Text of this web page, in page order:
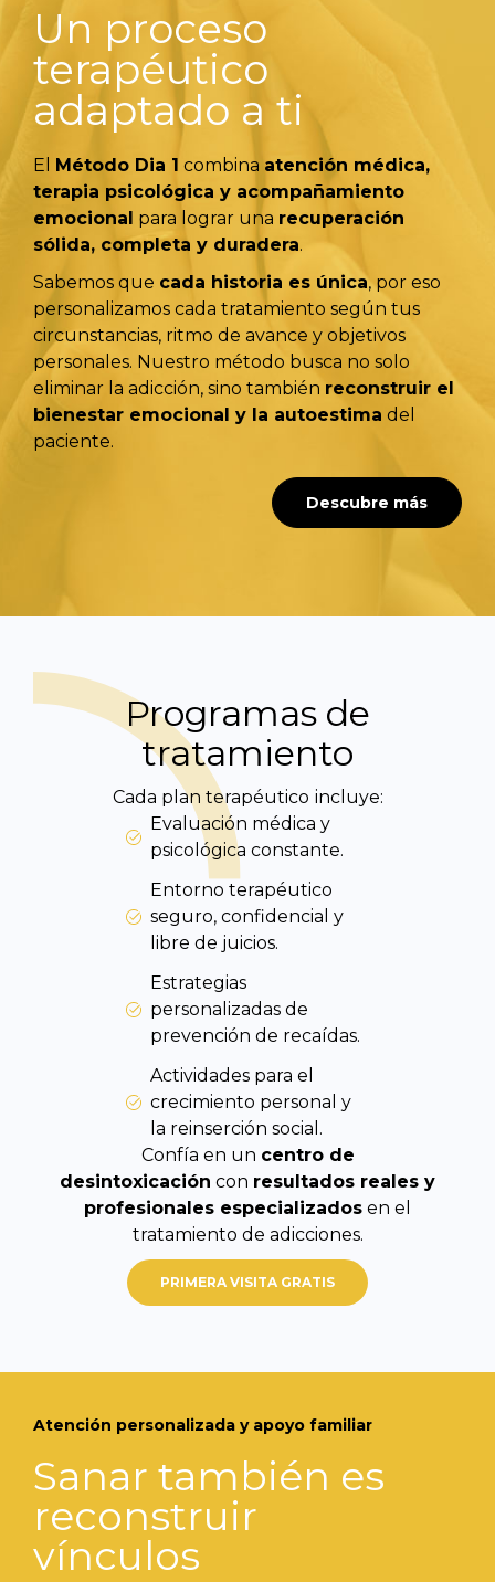
Un proceso
terapéutico
adaptado a ti
El Método Dia 1 combina atención médica,
terapia psicológica y acompañamiento
emocional para lograr una recuperación
sólida, completa y duradera.
Sabemos que cada historia es única, por eso
personalizamos cada tratamiento según tus
circunstancias, ritmo de avance y objetivos
personales. Nuestro método busca no solo
eliminar la adicción, sino también reconstruir el
bienestar emocional y la autoestima del
paciente.
Descubre más
Programas de
tratamiento
Cada plan terapéutico incluye:
Evaluación médica y
psicológica constante.
Entorno terapéutico
seguro, confidencial y
libre de juicios.
Estrategias
personalizadas de
prevención de recaídas.
Actividades para el
crecimiento personal y
la reinserción social.
Confía en un centro de
desintoxicación con resultados reales y
profesionales especializados en el
tratamiento de adicciones.
PRIMERA VISITA GRATIS
Atención personalizada y apoyo familiar
Sanar también es
reconstruir
vínculos